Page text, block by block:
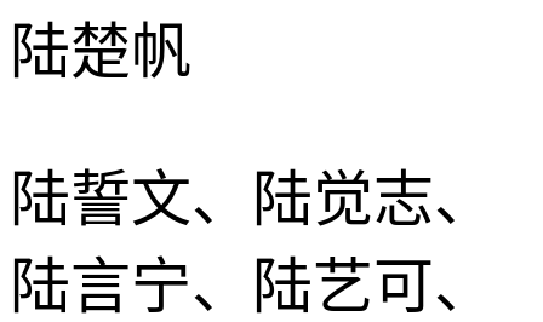
陆楚帆
陆誓文、陆觉志、
陆言宁、陆艺可、